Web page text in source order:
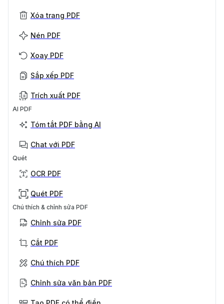
Xóa trang PDF
Nén PDF
Xoay PDF
Sắp xếp PDF
Trích xuất PDF
AI PDF
Tóm tắt PDF bằng AI
Chat với PDF
Quét
OCR PDF
Quét PDF
Chú thích & chỉnh sửa PDF
Chỉnh sửa PDF
Cắt PDF
Chú thích PDF
Chỉnh sửa văn bản PDF